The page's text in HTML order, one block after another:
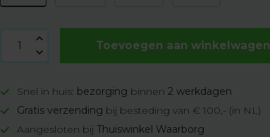
Toevoegen aan winkelwagen
Snel in huis: bezorging binnen2 werkdagen
Gratis verzending bij besteding van € 100,- (in NL)
Aangesloten bijThuiswinkel Waarborg